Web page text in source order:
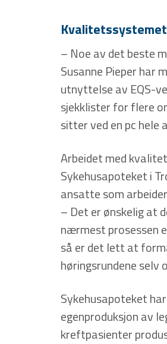
– Noe av det beste
Susanne Pieper har
utnyttelse av EQS-
sjekklister for flere
sitter ved en pc hele
Arbeidet med
Sykehusapoteket i
ansatte som
– Det er ønskelig at
nærmest prosessen
så er det lett at
høringsrundene selv
Sykehusapoteket
egenproduksjon av
kreftpasienter